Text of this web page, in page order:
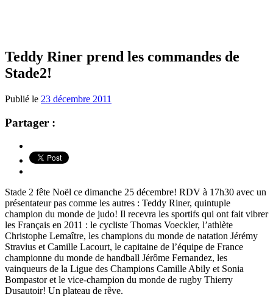
Teddy Riner prend les commandes de
Stade2!
Publié le 23 décembre 2011
Partager :
Stade 2 fête Noël ce dimanche 25 décembre! RDV à 17h30 avec un
présentateur pas comme les autres : Teddy Riner, quintuple
champion du monde de judo! Il recevra les sportifs qui ont fait vibrer
les Français en 2011 : le cycliste Thomas Voeckler, l’athlète
Christophe Lemaître, les champions du monde de natation Jérémy
Stravius et Camille Lacourt, le capitaine de l’équipe de France
championne du monde de handball Jérôme Fernandez, les
vainqueurs de la Ligue des Champions Camille Abily et Sonia
Bompastor et le vice-champion du monde de rugby Thierry
Dusautoir! Un plateau de rêve.